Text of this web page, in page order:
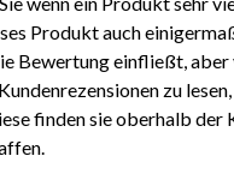
Produkt auch
Bewertung einfließt,
zu
finden sie oberhalb der